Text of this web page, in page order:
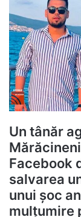
Un tânăr
Facebook
salvarea
unui șoc
mulțumire